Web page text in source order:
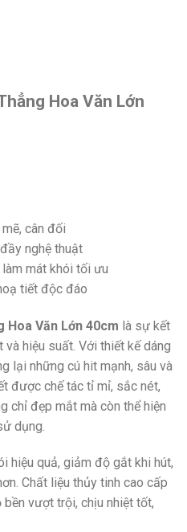
Hoa Văn Lớn
cân đối
nghệ thuật
mát khói tối ưu
tiết độc đáo
Hoa Văn Lớn 40cm là sự kết
hiệu suất. Với thiết kế dáng
lại những cú hit mạnh, sâu và
được chế tác tỉ mỉ, sắc nét,
chỉ đẹp mắt mà còn thể hiện
dụng.
hiệu quả, giảm độ gắt khi hút,
Chất liệu thủy tinh cao cấp
vượt trội, chịu nhiệt tốt,